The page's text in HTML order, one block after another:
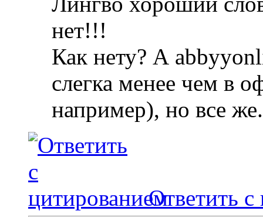
нет!!!
Как нету? А
слегка менее чем в
например), но все же.
Ответить с